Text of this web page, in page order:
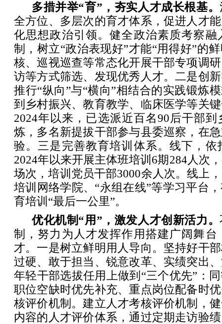
多措并举“育”，夯实人才成长根基。
全方位、多层次的育才体系，促进人才
化思想政治引领。健全政治素质考察融
制，树立“政治表现好”才能“用得好”的
核、巡视巡查等常态化开展干部专项调
访等方式筛选、发现优秀人才。二是创
推行“纵向”与“横向”相结合的实践锻炼
到乡村振兴、教育教学、临床医学等关
2024年以来，已选派近百名90后干部
炼，多名新提拔干部参与县委巡察，在
验。三是完善教育培训体系。线下，依
2024年以来开展主体班培训6期284人次
场次，培训党员干部3000余人次。线上
培训网络学院、“永组在线”等学习平台
育培训“最后一公里”。
优化机制“用”，激发人才创新活力。
制，努力为人才发挥作用搭建广阔舞台
才。一是树立鲜明用人导向。坚持好干
过硬、敢于担当、锐意改革、实绩突出
年轻干部选拔任用上做到“三个优先”：
职位空缺时优先补充、重点岗位配备时
核评价机制。建立人才考核评价机制，
内容的人才评价体系，通过定期走访验